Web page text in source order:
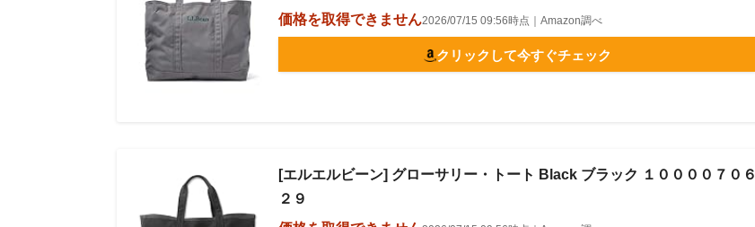
価格を取得できません2026/07/15 09:56時点｜Amazon調べ
クリックして今すぐチェック
[エルエルビーン] グローサリー・トート Black ブラック １００００７０６
２９